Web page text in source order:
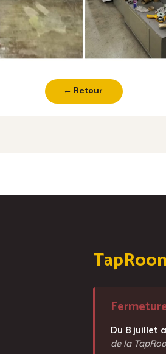
← Retour
Du 8 juillet
de la